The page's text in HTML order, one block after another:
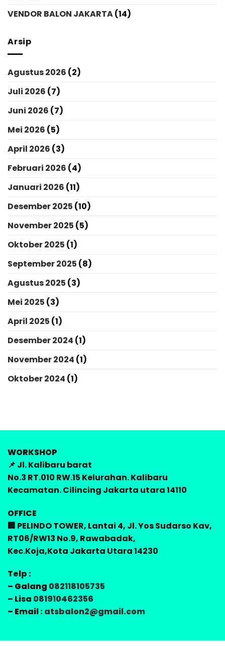
VENDOR BALON JAKARTA(14)
Arsip
Agustus 2026 (2)
Juli 2026 (7)
Juni 2026 (7)
Mei 2026 (5)
April 2026 (3)
Februari 2026 (4)
Januari 2026 (11)
Desember 2025 (10)
November 2025 (5)
Oktober 2025 (1)
September 2025 (8)
Agustus 2025 (3)
Mei 2025 (3)
April 2025 (1)
Desember 2024 (1)
November 2024 (1)
Oktober 2024 (1)
WORKSHOP
📌 Jl. Kalibaru barat
No.3 RT.010 RW.15 Kelurahan. Kalibaru
Kecamatan. Cilincing Jakarta utara 14110
OFFICE
🏢 PELINDO TOWER, Lantai 4, Jl. Yos Sudarso Kav,
RT06/RW13 No.9, Rawabadak,
Kec.Koja,Kota Jakarta Utara 14230
Telp :
– Galang 082118105735
– Lisa 081910462356
– Email :atsbalon2@gmail.com